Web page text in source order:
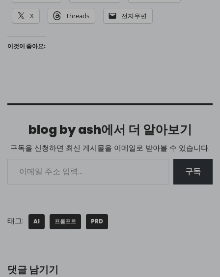
X Threads 전자우편
이것이 좋아요:
blog by ash에서 더 알아보기
구독을 신청하면 최신 게시물을 이메일로 받아볼 수 있습니다.
구독
태그: AI 프롬프트 PRD
댓글 남기기